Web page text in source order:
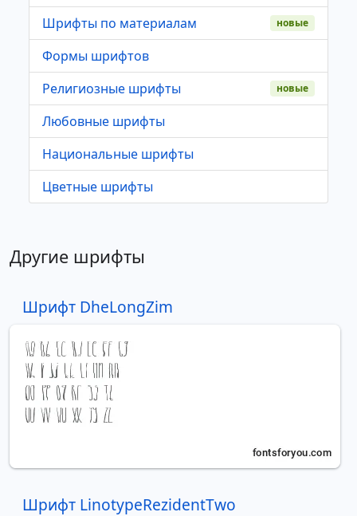
Шрифты по материалам
новые
Формы шрифтов
Религиозные шрифты
новые
Любовные шрифты
Национальные шрифты
Цветные шрифты
Другие шрифты
Шрифт DheLongZim
Шрифт LinotypeRezidentTwo